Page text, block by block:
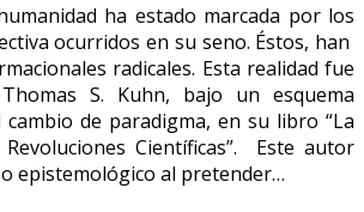
ha estado marcada por los
ocurridos en su seno. Éstos, han
radicales. Esta realidad fue
S. Kuhn, bajo un esquema
de paradigma, en su libro “La
Científicas”. Este autor
epistemológico al pretender…